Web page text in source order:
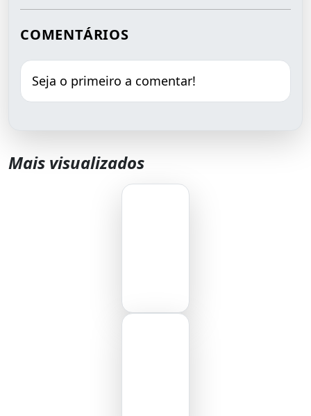
COMENTÁRIOS
Seja o primeiro a comentar!
Mais visualizados